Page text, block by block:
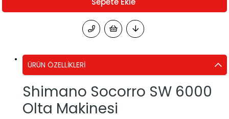
ÜRÜN ÖZELLIKLERI
Shimano Socorro SW 6000
Olta Makinesi